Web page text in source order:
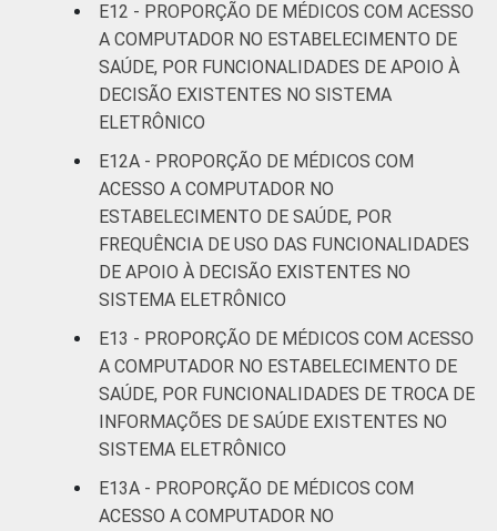
E12 - PROPORÇÃO DE MÉDICOS COM ACESSO
A COMPUTADOR NO ESTABELECIMENTO DE
SAÚDE, POR FUNCIONALIDADES DE APOIO À
DECISÃO EXISTENTES NO SISTEMA
ELETRÔNICO
E12A - PROPORÇÃO DE MÉDICOS COM
ACESSO A COMPUTADOR NO
ESTABELECIMENTO DE SAÚDE, POR
FREQUÊNCIA DE USO DAS FUNCIONALIDADES
DE APOIO À DECISÃO EXISTENTES NO
SISTEMA ELETRÔNICO
E13 - PROPORÇÃO DE MÉDICOS COM ACESSO
A COMPUTADOR NO ESTABELECIMENTO DE
SAÚDE, POR FUNCIONALIDADES DE TROCA DE
INFORMAÇÕES DE SAÚDE EXISTENTES NO
SISTEMA ELETRÔNICO
E13A - PROPORÇÃO DE MÉDICOS COM
ACESSO A COMPUTADOR NO